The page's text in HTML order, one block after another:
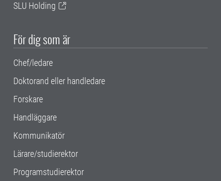
SLU Holding
För dig som är
Chef/ledare
Doktorand eller handledare
Forskare
Handläggare
Kommunikatör
Lärare/studierektor
Programstudierektor